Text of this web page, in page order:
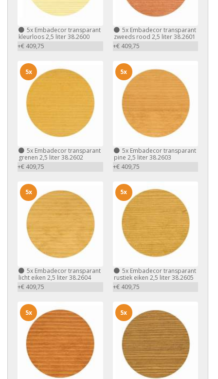
5x Embadecor transparant
kleurloos 2,5 liter 38.2600
+€ 409,75
5xEmbadecor transparant
zweeds rood 2,5 liter 38.2601
+€ 409,75
5x Embadecor transparant
grenen 2,5 liter 38.2602
+€ 409,75
5x
5xEmbadecor transparant
pine 2,5 liter 38.2603
+€ 409,75
5x
5x Embadecor transparant
licht eiken 2,5 liter 38.2604
+€ 409,75
5x
5xEmbadecor transparant
rustiek eiken 2,5 liter 38.2605
+€ 409,75
5x
5x 5x